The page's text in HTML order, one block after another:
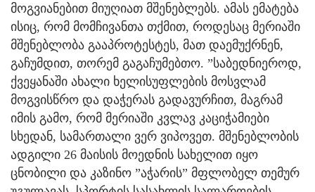
მოგვიანებით მიუღიათ მშენებლებს. ამას ემატება
ისიც, რომ მომჩივანთა თქმით, როდესაც მერიაში
მშენებლობა გააპროტესტეს, მათ დაემუქრნენ,
გაჩუმდით, თორემ გაგაჩუმებთო. ”საბედნიეროდ,
ქვეყანაში ახალი ხელისუფლების მოსვლამ
მოგვისწრო და დაჭერას გადავურჩით, მაგრამ
იმის გამო, რომ მერიაში კვლავ კაციჭამიები
სხედან, სამართალი ვერ ვიპოვეთ. მშენებლობის
ადგილი 26 მაისის მოედნის სახელით იყო
ცნობილი და კაზინო ”აჭარის” მფლობელ თემურ